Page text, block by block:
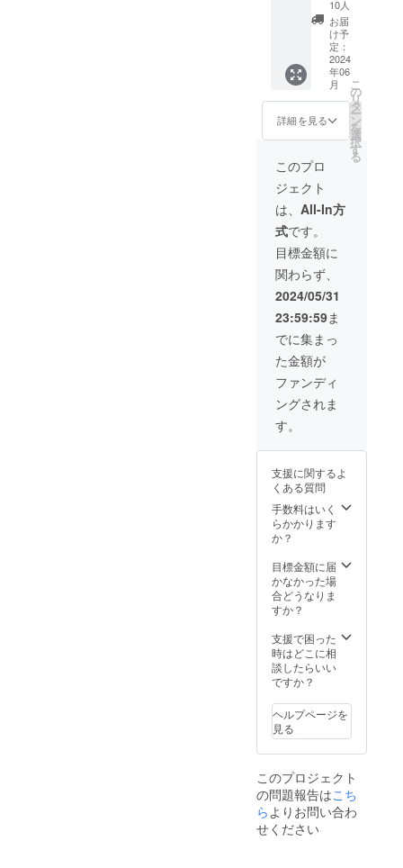
通機関
をご利
用の上
お越し
くださ
い。 ・
小田急
線長後
駅から
程度で
す。 ・
お酒を
飲まな
い方は
ドリン
ク等で
参加可
能で
す。
（中、
大）の
下に掲
載され
ます。
文字の
大き
さ、色
合い、
フォン
ト等の
指定不
載期間
はお申
ない場
合、HP
存続の
限り掲
けま
す。 ・
お気持
ち応援
（大）
の下、
（小）
の上に
掲載さ
れま
す。
よび
「掲載
リン
ク」を
ご掲載
いたし
ます。
・お名
前、画
つきま
は、備
考欄に
てお希
望の通
りご記
載くだ
さい。
・公式
リース
時にご
登録の
メール
アドレ
スにて
ご連絡
諸注意
・HPは
2024年
6月末ま
でに完
成予定
す。 ・
お名前
はお申
載。 ・
掲載時
のデザ
インや
大き
さ、色
合い、
フォン
指定不
可 ・画
像は比
率が2:1
こちら
は学生
限定の
リター
ンと
なって
おりま
すので
ご注意
考欄に
所属大
学、所
属学
部・学
年、氏
名をご
記入く
ださ
い。 お
届け予
定は
2024年
6月頃で
す。
方はこ
ちらか
らお願
いいた
しま
す。 ・
当店公
式
HP「開
業祝い
欄」に
ご希望
のお名
前をテ
キスト
形式で
掲載さ
せてい
ただき
ます。
・お名
前につ
きまし
ては、
備考欄
にてお
希望の
お名前
さい。
HPリ
リース
時にご
登録の
メール
スにて
ご連絡
いたし
ます。
・HPは
2024年
5月頃完
成予定
いま
す。 ・
お名前
はお申
順に掲
載。 ・
掲載時
のデザ
インや
10人
お届
け予
定：
2024
年06
月
詳細を見る
こ
の
リ
タ
ー
ン
を
選
択
す
る
このプロ
ジェクト
は、 All-In方
式です。
目標金額に
関わらず、
2024/05/31
23:59:59ま
でに集まっ
た金額が
ファンディ
ングされま
す。
支援に関するよ
くある質問
手数料はいく
らかかります
か？
目標金額に届
かなかった場
合どうなりま
すか？
支援で困った
時はどこに相
談したらいい
ですか？
ヘルプページを
見る
このプロジェクト
の問題報告はこち
ら よりお問い合わ
せください